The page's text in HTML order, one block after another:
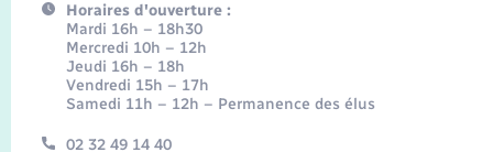
Horaires d'ouverture :
Mardi 16h – 18h30
Mercredi 10h – 12h
Jeudi 16h – 18h
Vendredi 15h – 17h
Samedi 11h – 12h – Permanence des élus
02 32 49 14 40